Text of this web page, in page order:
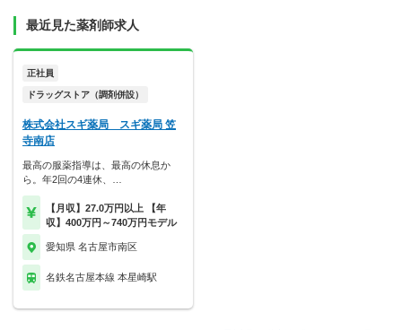
最近見た薬剤師求人
正社員
ドラッグストア（調剤併設）
株式会社スギ薬局 スギ薬局 笠
寺南店
最高の服薬指導は、最高の休息か
ら。年2回の4連休、…
【月収】27.0万円以上 【年
収】400万円～740万円モデル
愛知県 名古屋市南区
名鉄名古屋本線 本星崎駅